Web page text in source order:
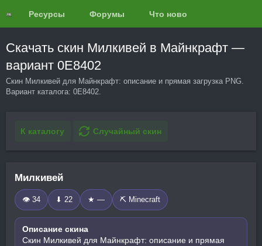
Ресурсы Форумы Что нового?
Скачать скин Милкивей в Майнкрафт —
вариант 0E8402
Скин Милкивей для Майнкрафт: описание и прямая загрузка PNG.
Вариант каталога: 0E8402.
К каталогу Случайный скин
Милкивей
👁 34 ⬇ 22 ★ — ⛏️ Minecraft
Описание скина
Скин Милкивей для Майнкрафт: описание и прямая